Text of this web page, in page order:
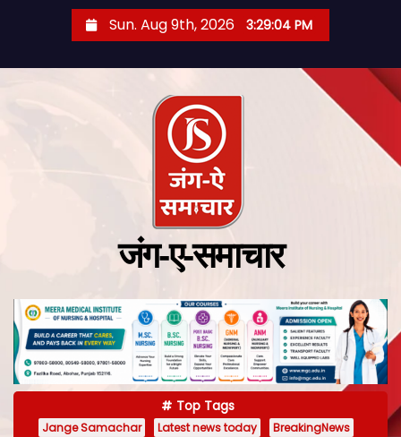
Sun. Aug 9th, 2026 3:29:05 PM
जंग-ए-समाचार
Top Tags
Jange Samachar Latest news today
BreakingNews